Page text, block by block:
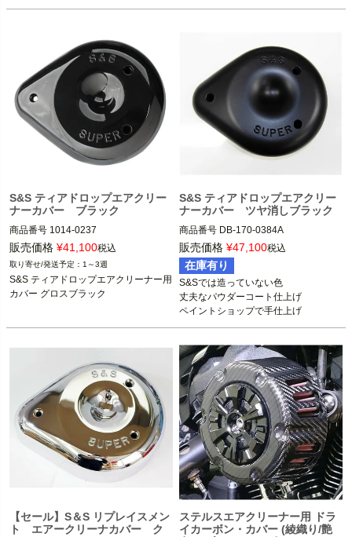
S&S（エスアンドエス）
S&S ティアドロップエアクリー
ナーカバー ブラック
商品番号 1014-0237
M型番：170-0384A
Super E/Gキャブレター、CVキャブ/E
FI用のティアドロップエアクリーナー
販売価格 ¥41,100税込
1～3週
S&S ティアドロップエアクリーナー用
カバー グロスブラック
S&S ティアドロップエアクリー
ナーカバー ツヤ消しブラック
商品番号 DB-170-0384A
S&Sのティアドロップ・エアクリーナ
ー装着車
1991～2021 スポーツスター
1993～2017 ダイナ
1999～2017 ソフテイル
2002～2016 ツーリング
S&S（エスアンドエス）
販売価格 ¥47,100税込
在庫有り
S&Sでは造っていない色
丈夫なパウダーコート仕上げ
ペイントショップで手仕上げ
【セール】S＆S リプレイスメン
ト エアークリーナカバー ク
ステルスエアクリーナー用 ドラ
イカーボン・カバー (綾織り/艶